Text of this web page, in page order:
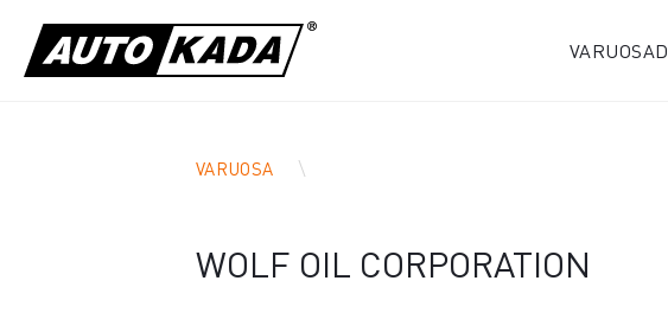
VARUOSAD
VARUOSA
WOLF OIL CORPORATION